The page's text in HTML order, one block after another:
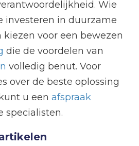
Wie
investeren in duurzame
voor een bewezen
die de voordelen van
volledig benut. Voor
over de beste oplossing
u een afspraak
specialisten.